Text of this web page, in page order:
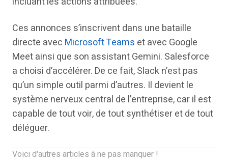
Ces annonces s’inscrivent dans une bataille
directe avec Microsoft Teams et avec Google
Meet ainsi que son assistant Gemini. Salesforce
a choisi d’accélérer. De ce fait, Slack n’est pas
qu’un simple outil parmi d’autres. Il devient le
système nerveux central de l’entreprise, car il est
capable de tout voir, de tout synthétiser et de tout
déléguer.
Voici d'autres articles à ne pas manquer !